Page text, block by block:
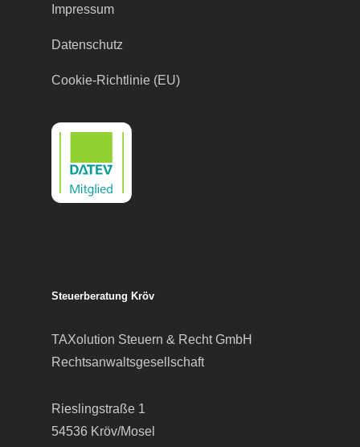
Impressum
Datenschutz
Cookie-Richtlinie (EU)
Steuerberatung Kröv
TAXolution Steuern & Recht GmbH
Rechtsanwaltsgesellschaft
Rieslingstraße 1
54536 Kröv/Mosel